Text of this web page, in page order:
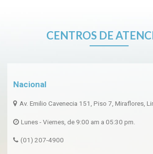
CENTROS DE
Nacional
Av. Emilio Cavenecia 151, Piso 7, Miraflores,
Lunes - Viernes, de 9:00 am a 05:30 pm.
(01) 207-4900